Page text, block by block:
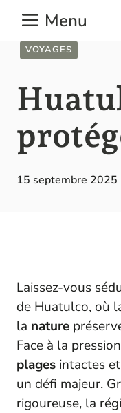
contenu
Menu
VOYAGES
15 septembre 2025
Laissez-vous
de Huatulco, où
la nature
Face à la
plages intactes
un défi majeur.
rigoureuse, la